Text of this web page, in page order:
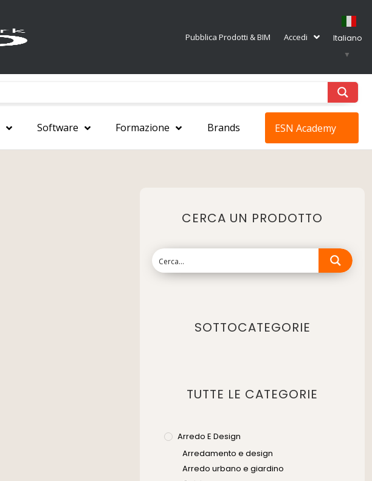
Pubblica Prodotti & BIM Accedi
Italiano
▼
Software Formazione Brands ESN Academy
CERCA UN PRODOTTO
SOTTOCATEGORIE
TUTTE LE CATEGORIE
Arredo E Design
Arredamento e design
Arredo urbano e giardino